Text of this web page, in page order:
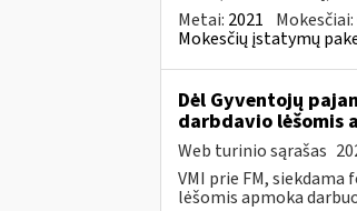
Metai: 2021 Mokesčiai:
Mokesčių įstatymų
Dėl Gyventojų
darbdavio lėšomis
Web turinio sąrašas
VMI prie FM,
lėšomis apmoka